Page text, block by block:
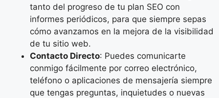
tanto del progreso de tu plan SEO con
informes periódicos, para que siempre sepas
cómo avanzamos en la mejora de la visibilidad
de tu sitio web.
Contacto Directo: Puedes comunicarte
conmigo fácilmente por correo electrónico,
teléfono o aplicaciones de mensajería siempre
que tengas preguntas, inquietudes o nuevas